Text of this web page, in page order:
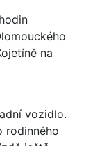
na
vozidlo.
rodinného